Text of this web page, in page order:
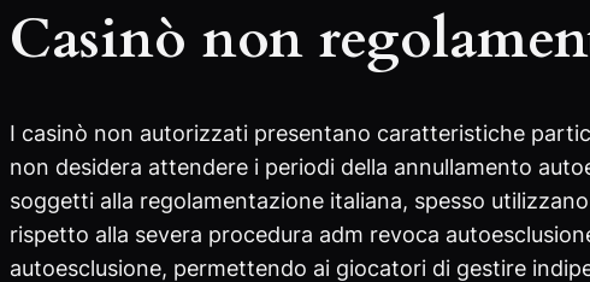
Casinò non
I casinò non autorizzati presentano caratteristiche
non desidera attendere i periodi della annullamento
soggetti alla regolamentazione italiana, spesso
rispetto alla severa procedura adm revoca
autoesclusione, permettendo ai giocatori di gestire